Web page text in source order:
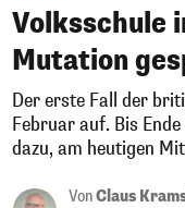
Volksschule
Mutation
Der erste Fall der
Februar auf. Bis
dazu, am heutigen
VonClaus